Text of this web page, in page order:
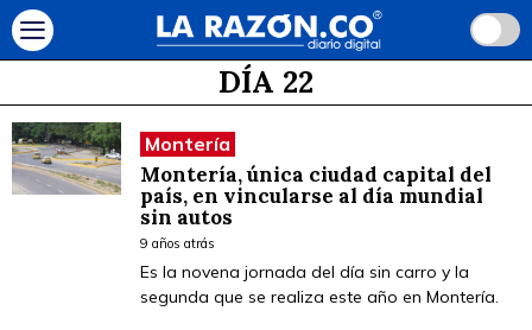
DÍA 22
Montería
Montería, única ciudad capital del
país, en vincularse al día mundial
sin autos
9 años atrás
Es la novena jornada del día sin carro y la
segunda que se realiza este año en Montería.